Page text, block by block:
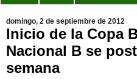
domingo, 2 de septiembre de 2012
Inicio de la Copa
Nacional B se
semana